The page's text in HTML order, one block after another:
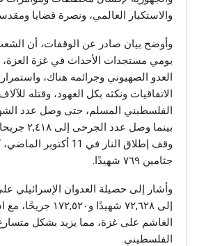
والاستكبار العالمي، ونصرة قضايا
وأوضح بيان صادر عن الوقفات، أن
يومي مستجدات الأحداث في غزة
العدو الصهيوني وجرائمه هناك،
الاتفاقيات ونكثه بكل العهود، وقتله
بينما وصل
وقف إطلاق النار في 11
جثامين ٧٦٩ شهيدًا.
وأشار إلى حصيلة العدوان الإسرائيلي
إلى ٧٢,٦٢٨ شهيدًا
الغاشم على غزة، مما يزيد بشكل
الفلسطيني.